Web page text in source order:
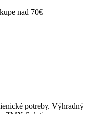
nad 70€
potreby. Výhradný